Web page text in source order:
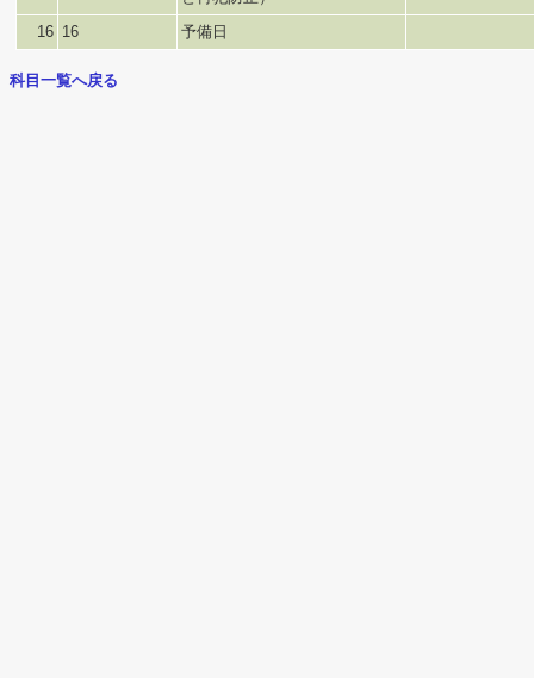
16 16 予備日
科目一覧へ戻る